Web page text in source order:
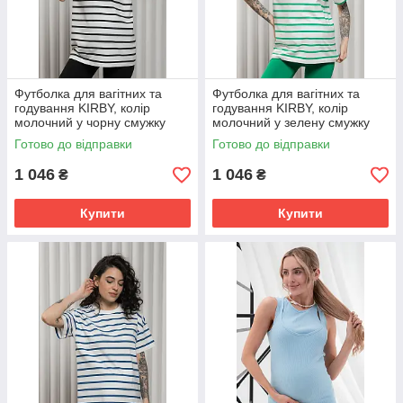
Футболка для вагітних та
годування KIRBY, колір
молочний у чорну смужку
Готово до відправки
1 046 ₴
Купити
Футболка для вагітних та
годування KIRBY, колір
молочний у зелену смужку
Готово до відправки
1 046 ₴
Купити